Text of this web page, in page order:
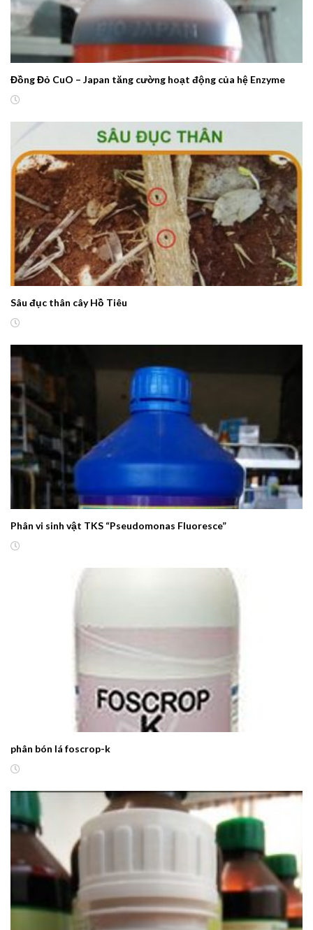
Đồng Đỏ CuO – Japan tăng cường hoạt động của hệ Enzyme
Sâu đục thân cây Hồ Tiêu
Phân vi sinh vật TKS “Pseudomonas Fluoresce”
phân bón lá foscrop-k